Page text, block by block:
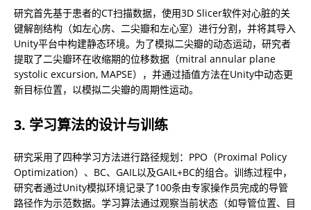
研究首先基于患者的CT扫描数据，使用3D Slicer软件对心脏的关
键解剖结构（如左心房、二尖瓣和左心室）进行分割，并将其导入
Unity平台中构建静态环境。为了模拟二尖瓣的动态运动，研究者
提取了二尖瓣环在收缩期的位移数据（mitral annular plane
systolic excursion, MAPSE），并通过插值方法在Unity中动态更
新目标位置，以模拟二尖瓣的周期性运动。
3. 学习算法的设计与训练
研究采用了四种学习方法进行路径规划：PPO（Proximal Policy
Optimization）、BC、GAIL以及GAIL+BC的组合。训练过程中，
研究者通过Unity模拟环境记录了100条由专家操作员完成的导管
路径作为示范数据。学习算法通过观察当前状态（如导管位置、目